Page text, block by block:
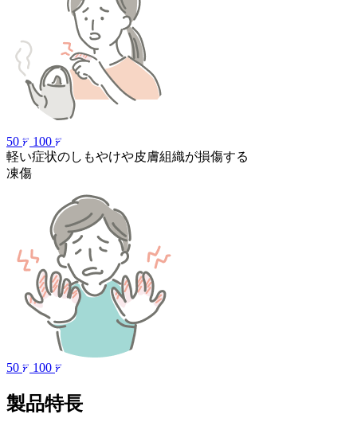
50
100
軽い症状のしもやけや皮膚組織が損傷する
凍傷
50 100
製品特長